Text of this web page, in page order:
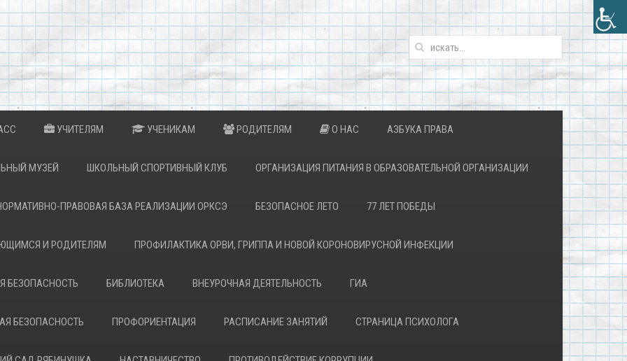
УЧИТЕЛЯМ УЧЕНИКАМ РОДИТЕЛЯМ О НАС АЗБУКА ПРАВА
МУЗЕЙ ШКОЛЬНЫЙ СПОРТИВНЫЙ КЛУБ ОРГАНИЗАЦИЯ ПИТАНИЯ В ОБРАЗОВАТЕЛЬНОЙ ОРГАНИЗАЦИИ
ПРАВОВАЯ БАЗА РЕАЛИЗАЦИИ ОРКСЭ БЕЗОПАСНОЕ ЛЕТО 77 ЛЕТ ПОБЕДЫ
И РОДИТЕЛЯМ ПРОФИЛАКТИКА ОРВИ, ГРИППА И НОВОЙ КОРОНОВИРУСНОЙ ИНФЕКЦИИ
БЕЗОПАСНОСТЬ БИБЛИОТЕКА ВНЕУРОЧНАЯ ДЕЯТЕЛЬНОСТЬ ГИА
БЕЗОПАСНОСТЬ ПРОФОРИЕНТАЦИЯ РАСПИСАНИЕ ЗАНЯТИЙ СТРАНИЦА ПСИХОЛОГА